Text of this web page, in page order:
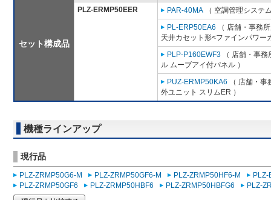
セット構成品
PLZ-ERMP50EER
PAR-40MA （ 空調管理システ
PL-ERP50EA6 （ 店舗・事務
天井カセット形<ファインパワー
PLP-P160EWF3 （ 店舗・事
ル ムーブアイ付パネル ）
PUZ-ERMP50KA6 （ 店舗・
外ユニット スリムER ）
機種ラインアップ
現行品
PLZ-ZRMP50G6-M PLZ-ZRMP50GF6-M PLZ-ZRMP50HF6-M
PLZ-ZRMP50GF6
PLZ-ZRMP50HBF6 PLZ-ZRMP50HBFG6 PLZ-